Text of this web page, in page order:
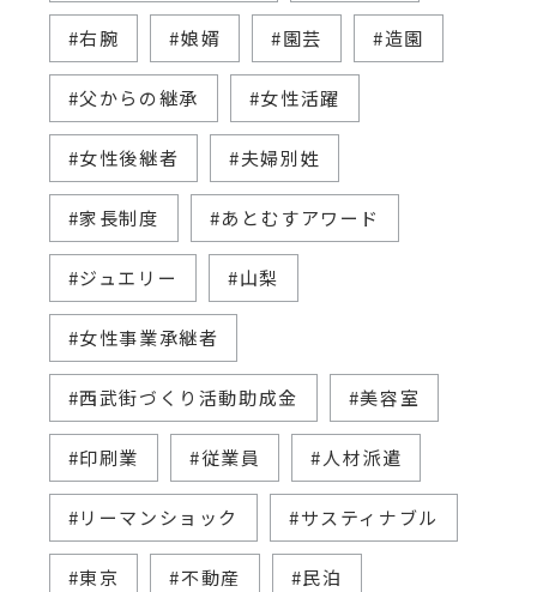
#右腕 #娘婿 #園芸 #造園
#父からの継承 #女性活躍
#女性後継者 #夫婦別姓
#家長制度 #あとむすアワード
#ジュエリー #山梨
#女性事業承継者
#西武街づくり活動助成金 #美容室
#印刷業 #従業員 #人材派遣
#リーマンショック #サスティナブル
#東京 #不動産 #民泊